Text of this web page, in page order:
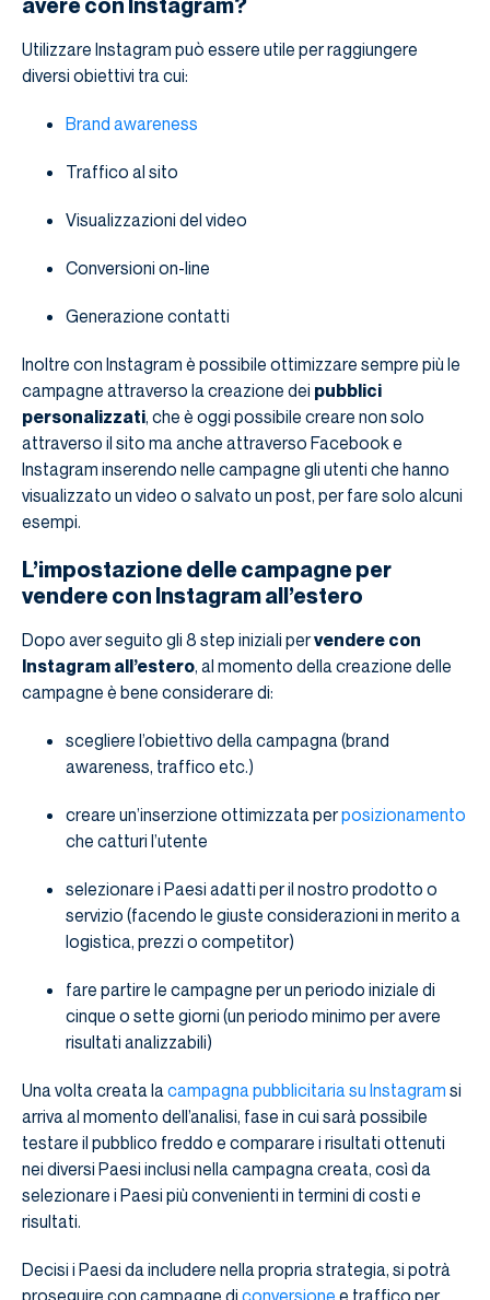
avere con Instagram?
Utilizzare Instagram può essere utile per raggiungere
diversi obiettivi tra cui:
Brand awareness
Traffico al sito
Visualizzazioni del video
Conversioni on-line
Generazione contatti
Inoltre con Instagram è possibile ottimizzare sempre più le
campagne attraverso la creazione dei pubblici
personalizzati, che è oggi possibile creare non solo
attraverso il sito ma anche attraverso Facebook e
Instagram inserendo nelle campagne gli utenti che hanno
visualizzato un video o salvato un post, per fare solo alcuni
esempi.
L’impostazione delle campagne per
vendere con Instagram all’estero
Dopo aver seguito gli 8 step iniziali pervendere con
Instagram all’estero, al momento della creazione delle
campagne è bene considerare di:
scegliere l’obiettivo della campagna (brand
awareness, traffico etc.)
creare un’inserzione ottimizzata perposizionamento
che catturi l’utente
selezionare i Paesi adatti per il nostro prodotto o
servizio (facendo le giuste considerazioni in merito a
logistica, prezzi o competitor)
fare partire le campagne per un periodo iniziale di
cinque o sette giorni (un periodo minimo per avere
risultati analizzabili)
Una volta creata lacampagna pubblicitaria su Instagram si
arriva al momento dell’analisi, fase in cui sarà possibile
testare il pubblico freddo e comparare i risultati ottenuti
nei diversi Paesi inclusi nella campagna creata, così da
selezionare i Paesi più convenienti in termini di costi e
risultati.
Decisi i Paesi da includere nella propria strategia, si potrà